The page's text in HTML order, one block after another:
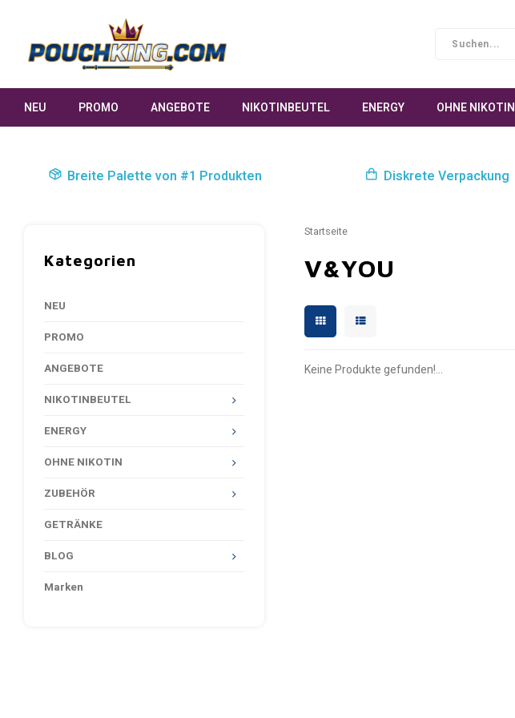
NEU PROMO ANGEBOTE NIKOTINBEUTEL ENERGY OHNE NIKOTIN
Breite Palette von #1 Produkten Diskrete Verpackung
Kategorien
NEU
PROMO
ANGEBOTE
NIKOTINBEUTEL
ENERGY
OHNE NIKOTIN
ZUBEHÖR
GETRÄNKE
BLOG
Marken
Startseite
V&YOU
Keine Produkte gefunden!...